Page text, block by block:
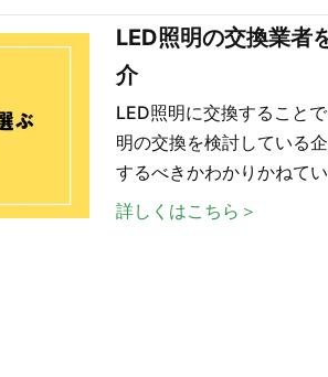
LED照明の交換業者
介
LED照明に交換すること
明の交換を検討している
するべきかわかりかねて
詳しくはこちら＞